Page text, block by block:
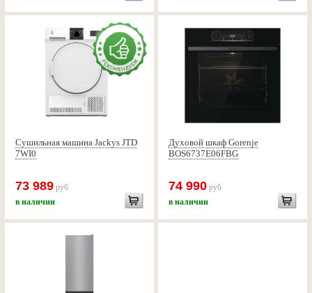
Сушильная машина Jackys JTD
7WI0
73 989руб
в наличии
Духовой шкаф Gorenje
BOS6737E06FBG
74 990руб
в наличии